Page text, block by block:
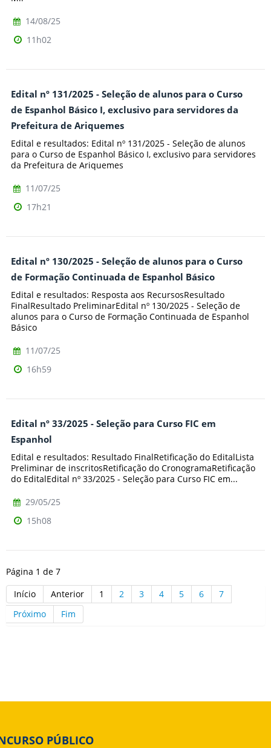
14/08/25
11h02
Edital nº 131/2025 - Seleção de alunos para o Curso
de Espanhol Básico I, exclusivo para servidores da
Prefeitura de Ariquemes
Edital e resultados: Edital nº 131/2025 - Seleção de alunos
para o Curso de Espanhol Básico I, exclusivo para servidores
da Prefeitura de Ariquemes
11/07/25
17h21
Edital nº 130/2025 - Seleção de alunos para o Curso
de Formação Continuada de Espanhol Básico
Edital e resultados: Resposta aos RecursosResultado
FinalResultado PreliminarEdital nº 130/2025 - Seleção de
alunos para o Curso de Formação Continuada de Espanhol
Básico
11/07/25
16h59
Edital nº 33/2025 - Seleção para Curso FIC em
Espanhol
Edital e resultados: Resultado FinalRetificação do EditalLista
Preliminar de inscritosRetificação do CronogramaRetificação
do EditalEdital nº 33/2025 - Seleção para Curso FIC em...
29/05/25
15h08
Página 1 de 7
Início
Anterior 1 2 3 4 5 6
7
Próximo
Fim
PÚBLICO